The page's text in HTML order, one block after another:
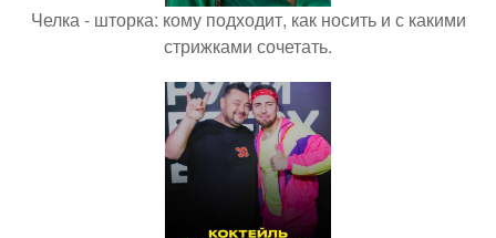
Челка - шторка: кому подходит, как носить и с какими
стрижками сочетать.